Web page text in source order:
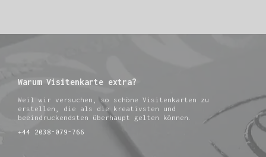
Warum Visitenkarte extra?
Weil wir versuchen, so schöne Visitenkarten zu
erstellen, die als die kreativsten und
beeindruckendsten überhaupt gelten können.
+44 2038-079-766